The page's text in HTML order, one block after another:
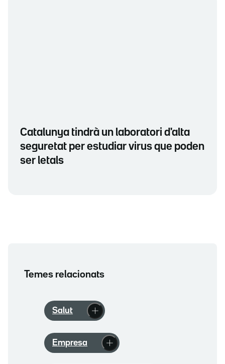
Catalunya tindrà un laboratori d'alta
seguretat per estudiar virus que poden
ser letals
Temes relacionats
Salut
Empresa